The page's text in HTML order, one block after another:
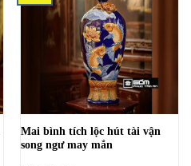
Mai bình tích lộc hút tài vận
song ngư may mắn